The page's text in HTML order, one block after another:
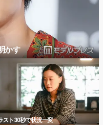
かす
スト30秒で状況一変